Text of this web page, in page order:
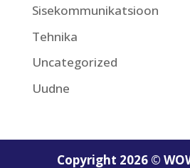
Sisekommunikatsioon
Tehnika
Uncategorized
Uudne
Copyright 2026 ©